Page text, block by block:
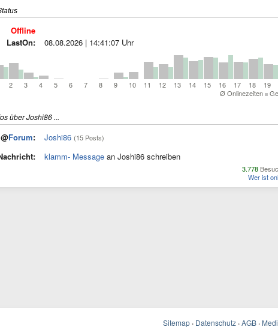
Offline
LastOn:
08.08.2026 | 14:41:07 Uhr
2 3 4 5 6 7 8 9 10 11 12 13 14 15 16 17 18 19
Ø Onlinezeiten
über Joshi86 ...
@Forum: Joshi86 (15 Posts)
klamm- Message an Joshi86 schreiben
3.778
Wer ist
Sitemap · Datenschutz · AGB ·